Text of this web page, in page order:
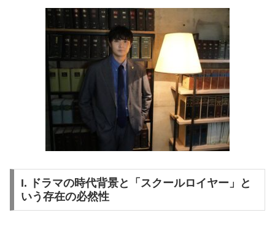
I. ドラマの時代背景と「スクールロイヤー」と
いう存在の必然性